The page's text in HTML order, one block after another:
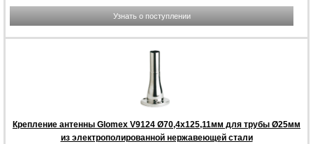
Узнать о поступлении
Крепление антенны Glomex V9124 Ø70,4x125,11мм для трубы Ø25мм
из электрополированной нержавеющей стали